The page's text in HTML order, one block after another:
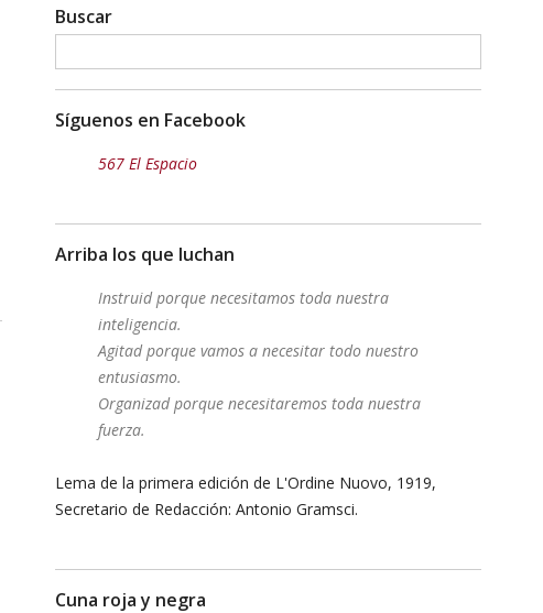
Buscar
Síguenos en Facebook
567 El Espacio
Arriba los que luchan
Instruid porque necesitamos toda nuestra
inteligencia.
Agitad porque vamos a necesitar todo nuestro
entusiasmo.
Organizad porque necesitaremos toda nuestra
fuerza.
Lema de la primera edición de L'Ordine Nuovo, 1919,
Secretario de Redacción: Antonio Gramsci.
Cuna roja y negra